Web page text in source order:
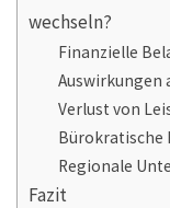
wechseln?
Finanzielle
Auswirkungen
Verlust von
Bürokratische
Regionale
Fazit